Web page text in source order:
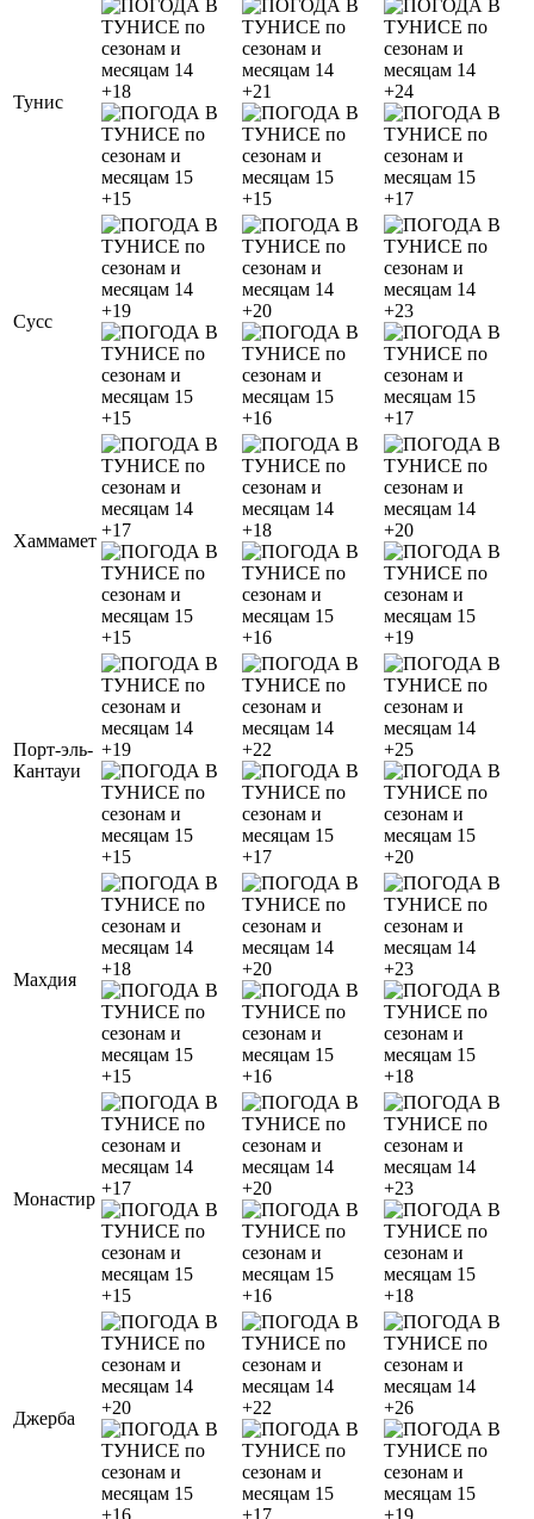
Тунис
+18
+15
+21
+15
+24
+17
Сусс
+19
+15
+20
+16
+23
+17
Хаммамет
+17
+15
+18
+16
+20
+19
Порт-эль-
Кантауи
+19
+15
+22
+17
+25
+20
Махдия
+18
+15
+20
+16
+23
+18
Монастир
+17
+15
+20
+16
+23
+18
Джерба
+20 +22 +26